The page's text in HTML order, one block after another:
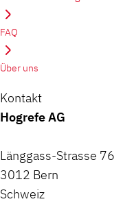
FAQ
Über uns
Kontakt
Hogrefe AG
Länggass-Strasse 76
3012 Bern
Schweiz